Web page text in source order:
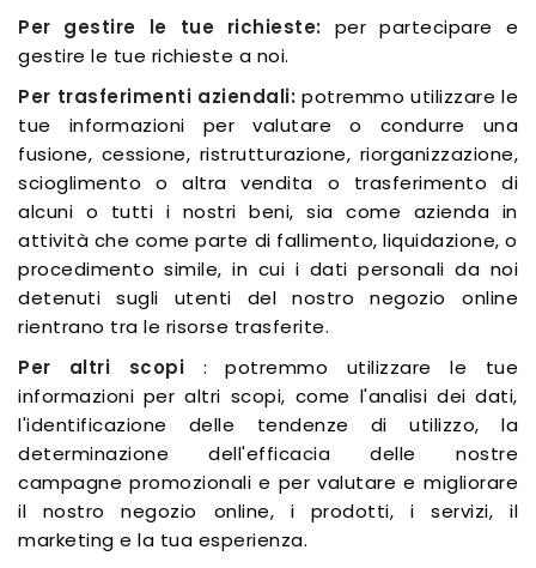
Per gestire le tue richieste: per partecipare e
gestire le tue richieste a noi.
Per trasferimenti aziendali: potremmo utilizzare le
tue informazioni per valutare o condurre una
fusione, cessione, ristrutturazione, riorganizzazione,
scioglimento o altra vendita o trasferimento di
alcuni o tutti i nostri beni, sia come azienda in
attività che come parte di fallimento, liquidazione, o
procedimento simile, in cui i dati personali da noi
detenuti sugli utenti del nostro negozio online
rientrano tra le risorse trasferite.
Per altri scopi : potremmo utilizzare le tue
informazioni per altri scopi, come l'analisi dei dati,
l'identificazione delle tendenze di utilizzo, la
determinazione dell'efficacia delle nostre
campagne promozionali e per valutare e migliorare
il nostro negozio online, i prodotti, i servizi, il
marketing e la tua esperienza.